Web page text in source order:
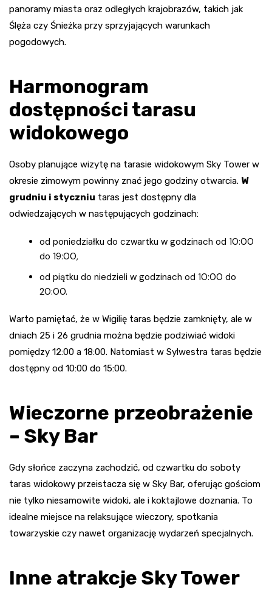
panoramy miasta oraz odległych krajobrazów, takich jak
Ślęża czy Śnieżka przy sprzyjających warunkach
pogodowych.
Harmonogram
dostępności tarasu
widokowego
Osoby planujące wizytę na tarasie widokowym Sky Tower w
okresie zimowym powinny znać jego godziny otwarcia. W
grudniu i styczniu taras jest dostępny dla
odwiedzających w następujących godzinach:
od poniedziałku do czwartku w godzinach od 10:00
do 19:00,
od piątku do niedzieli w godzinach od 10:00 do
20:00.
Warto pamiętać, że w Wigilię taras będzie zamknięty, ale w
dniach 25 i 26 grudnia można będzie podziwiać widoki
pomiędzy 12:00 a 18:00. Natomiast w Sylwestra taras będzie
dostępny od 10:00 do 15:00.
Wieczorne przeobrażenie
– Sky Bar
Gdy słońce zaczyna zachodzić, od czwartku do soboty
taras widokowy przeistacza się w Sky Bar, oferując gościom
nie tylko niesamowite widoki, ale i koktajlowe doznania. To
idealne miejsce na relaksujące wieczory, spotkania
towarzyskie czy nawet organizację wydarzeń specjalnych.
Inne atrakcje Sky Tower